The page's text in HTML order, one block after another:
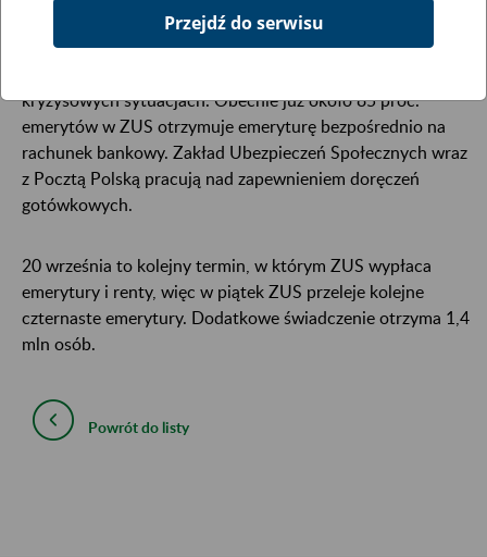
Zdecydowana większość seniorów otrzymuje świadczenia z
kryzysowych sytuacjach. Obecnie już około 85 proc.
emerytów w ZUS otrzymuje emeryturę bezpośrednio na
rachunek bankowy. Zakład Ubezpieczeń Społecznych wraz
z Pocztą Polską pracują nad zapewnieniem doręczeń
gotówkowych.
20 września to kolejny termin, w którym ZUS wypłaca
emerytury i renty, więc w piątek ZUS przeleje kolejne
czternaste emerytury. Dodatkowe świadczenie otrzyma 1,4
mln osób.
Powrót do listy
Przejdź do serwisu